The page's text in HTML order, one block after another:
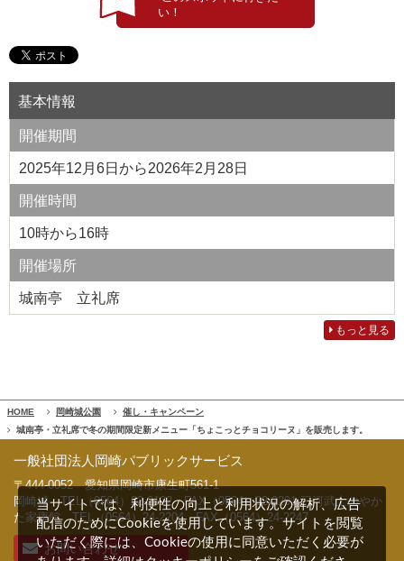
基本情報
開催期間
2025年12月6日から2026年2月28日
開催時間
10時から16時
開催場所
城南亭 立礼席
もっと見る
HOME 岡崎城公園
催し・キャンペーン
城南亭・立礼席で冬の期間限定新メニュー「ちょこっとチョコリーヌ」を販売します。
一般社団法人岡崎パブリックサービス
〒444-0052 愛知県岡崎市康生町561-1
岡崎城 TEL（0564）22-2122 FAX（0564）22-2201 三河武士のやか
た家康館 TEL（0564）24-2204 FAX（0564）24-2247
お問い合わせ
当サイトでは、利便性の向上と利用状況の解析、広告
配信のためにCookieを使用しています。サイトを閲覧
いただく際には、Cookieの使用に同意いただく必要が